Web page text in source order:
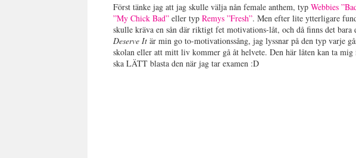
Först tänke jag att jag skulle välja nån female anthem, typWebbies
”My Chick Bad” eller typRemys ”Fresh”. Men efter lite ytterligare
skulle kräva en sån där riktigt fet motivations-låt, och då finns det
Deserve Itär min go to-motivationssång, jag lyssnar på den typ varje
skolan eller att mitt liv kommer gå åt helvete. Den här låten kan ta
ska LÄTT blasta den när jag tar examen :D